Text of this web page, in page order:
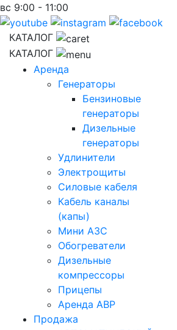
вс 9:00 - 11:00
КАТАЛОГ
КАТАЛОГ
Аренда
Генераторы
Бензиновые
генераторы
Дизельные
генераторы
Удлинители
Электрощиты
Силовые кабеля
Кабель каналы
(капы)
Мини АЗС
Обогреватели
Дизельные
компрессоры
Прицепы
Аренда АВР
Продажа